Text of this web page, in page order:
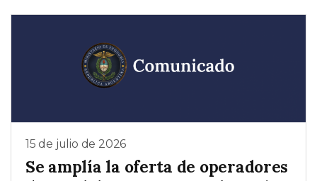
15 de julio de 2026
Se amplía la oferta de operadores